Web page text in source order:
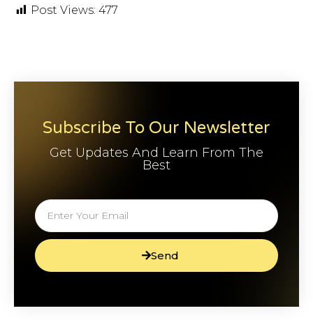
Post Views: 477
Subscribe To Our Newsletter
Get Updates And Learn From The
Best
Send